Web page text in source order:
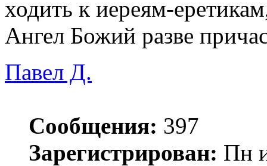
ходить к иереям-
Ангел Божий разве
Павел Д.
Сообщения: 397
Зарегистрирован: Пн